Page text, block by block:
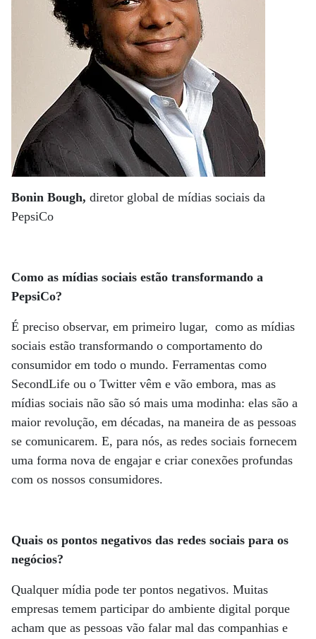
Bonin Bough, diretor global de mídias sociais da
PepsiCo
Como as mídias sociais estão transformando a
PepsiCo?
É preciso observar, em primeiro lugar, como as mídias
sociais estão transformando o comportamento do
consumidor em todo o mundo. Ferramentas como
SecondLife ou o Twitter vêm e vão embora, mas as
mídias sociais não são só mais uma modinha: elas são a
maior revolução, em décadas, na maneira de as pessoas
se comunicarem. E, para nós, as redes sociais fornecem
uma forma nova de engajar e criar conexões profundas
com os nossos consumidores.
Quais os pontos negativos das redes sociais para os
negócios?
Qualquer mídia pode ter pontos negativos. Muitas
empresas temem participar do ambiente digital porque
acham que as pessoas vão falar mal das companhias e